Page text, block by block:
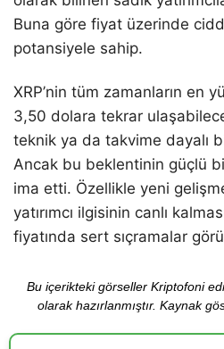
Buna göre fiyat üzerinde
potansiyele sahip.
XRP’nin tüm zamanların en
3,50 dolara tekrar
teknik ya da takvime dayalı
Ancak bu beklentinin güçlü
ima etti. Özellikle yeni
yatırımcı ilgisinin canlı
fiyatında sert sıçramalar
Bu içerikteki görseller Kriptofoni
olarak hazırlanmıştır. Kaynak